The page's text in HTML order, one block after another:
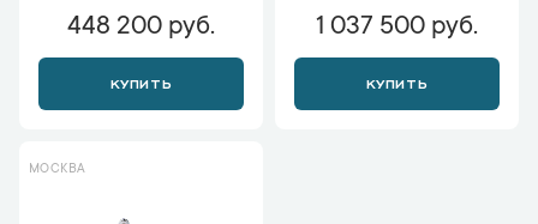
448 200 руб.
КУПИТЬ
1 037 500 руб.
КУПИТЬ
МОСКВА